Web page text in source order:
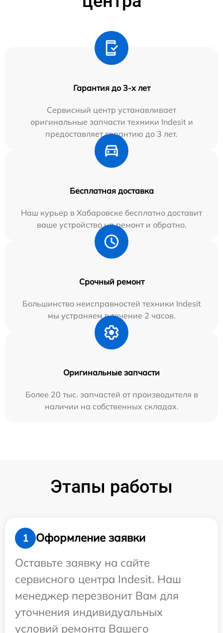
Гарантия до 3-х лет
Сервисный центр устанавливает
оригинальные запчасти техники Indesit и
предоставляет гарантию до 3 лет.
Бесплатная доставка
Наш курьер в Хабаровске бесплатно доставит
ваше устройство на ремонт и обратно.
Срочный ремонт
Большинство неисправностей техники Indesit
мы устраняем в течение 2 часов.
Оригинальные запчасти
Более 20 тыс. запчастей от производителя в
наличии на собственных складах.
Этапы работы
1
Оформление заявки
Оставьте заявку на сайте
сервисного центра Indesit. Наш
менеджер перезвонит Вам для
уточнения индивидуальных
условий ремонта Вашего